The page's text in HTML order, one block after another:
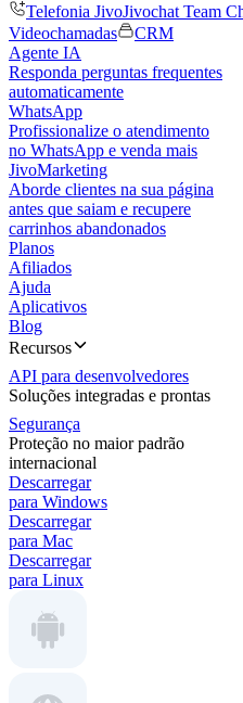
Telefonia JivoJivochat Team
Videochamadas
CRM
Agente IA
Responda perguntas frequentes
automaticamente
WhatsApp
Profissionalize o atendimento
no WhatsApp e venda mais
JivoMarketing
Aborde clientes na sua página
antes que saiam e recupere
carrinhos abandonados
Planos
Afiliados
Ajuda
Aplicativos
Blog
Recursos
API para desenvolvedores
Soluções integradas e prontas
Segurança
Proteção no maior padrão
internacional
Descarregar
para Windows
Descarregar
para Mac
Descarregar
para Linux